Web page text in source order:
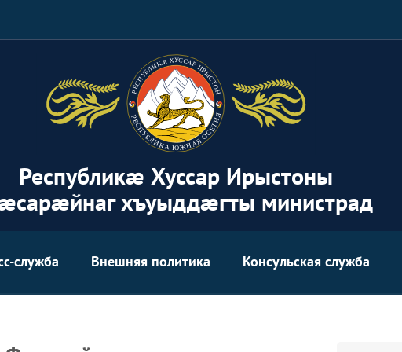
Республикæ Хуссар Ирыстоны
хъуыддæгты министрад
служба Внешняя политика Консульская служба